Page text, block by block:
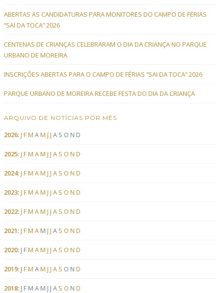
ABERTAS AS CANDIDATURAS PARA MONITORES DO CAMPO DE FÉRIAS
“SAI DA TOCA” 2026
CENTENAS DE CRIANÇAS CELEBRARAM O DIA DA CRIANÇA NO PARQUE
URBANO DE MOREIRA
INSCRIÇÕES ABERTAS PARA O CAMPO DE FÉRIAS “SAI DA TOCA” 2026
PARQUE URBANO DE MOREIRA RECEBE FESTA DO DIA DA CRIANÇA
ARQUIVO DE NOTÍCIAS POR MÊS
2026:J FM AM J J A S O N D
2025:J FM AM J J A S O N D
2024:J FM AM J J A S O N D
2023:J FM AM J J A S O N D
2022:J FM AM J J A S O N D
2021:J FM A M J J A S O N D
2020: J FM AM J J A S O N D
2019: J FM AM J J A S O N D
2018: J F M A M J J A S O N D